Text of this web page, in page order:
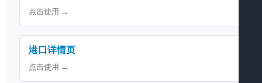
点击使用 →
港口详情页
点击使用 →